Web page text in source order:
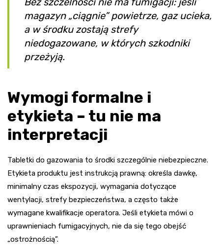
magazyn „ciągnie” powietrze, gaz ucieka,
a w środku zostają strefy
niedogazowane, w których szkodniki
przeżyją.
Wymogi formalne i
etykieta – tu nie ma
interpretacji
Tabletki do gazowania to środki szczególnie niebezpieczne.
Etykieta produktu jest instrukcją prawną: określa dawkę,
minimalny czas ekspozycji, wymagania dotyczące
wentylacji, strefy bezpieczeństwa, a często także
wymagane kwalifikacje operatora. Jeśli etykieta mówi o
uprawnieniach fumigacyjnych, nie da się tego obejść
„ostrożnością”.